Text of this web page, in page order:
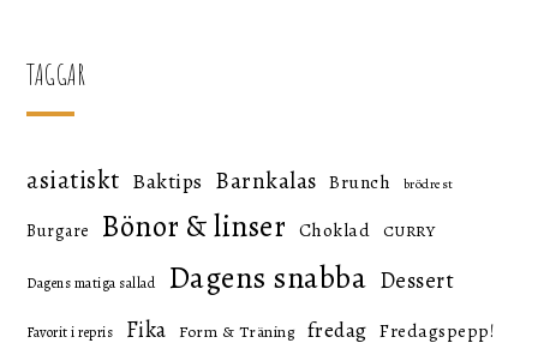
TAGGAR
asiatiskt Baktips Barnkalas Brunch brödrest
Burgare Bönor & linser Choklad CURRY
Dagens matiga sallad Dagens snabba Dessert
Favorit i repris Fika Form & Träning fredag Fredagspepp!